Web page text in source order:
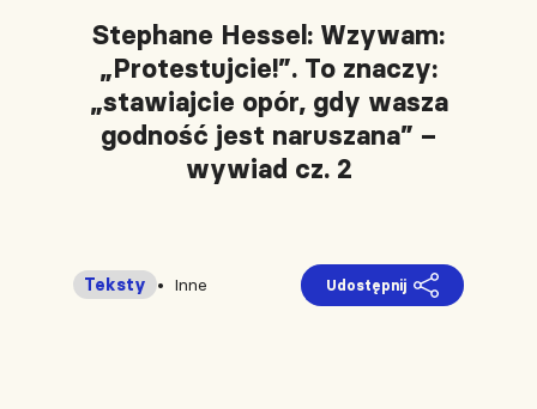
Stephane Hessel: Wzywam:
„Protestujcie!”. To znaczy:
„stawiajcie opór, gdy wasza
godność jest naruszana” –
wywiad cz. 2
Teksty Inne Udostępnij